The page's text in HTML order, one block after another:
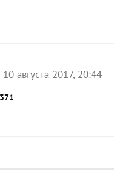
10 августа 2017, 20:44